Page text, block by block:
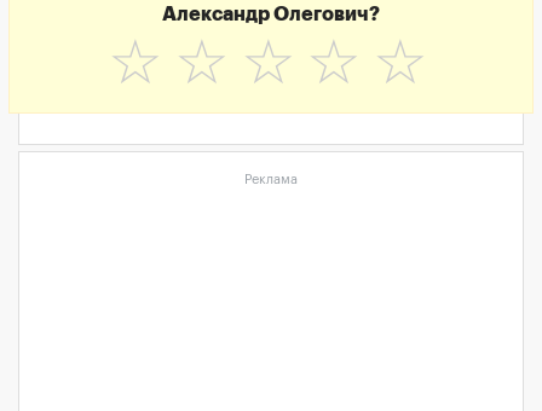
Александр Олегович?
☆
☆
☆
☆
☆
Реклама